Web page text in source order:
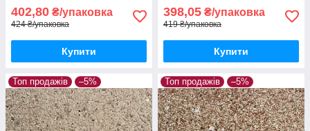
402,80 ₴/упаковка
424 ₴/упаковка
Купити
398,05 ₴/упаковка
419 ₴/упаковка
Купити
Топ продажів –5% Топ продажів –5%